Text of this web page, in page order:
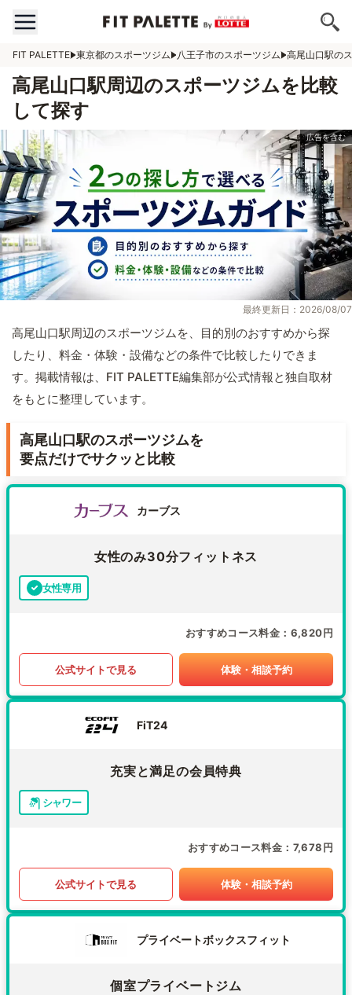
FIT PALETTE 東京都のスポーツジム 八王子市のスポーツジム 高尾山口駅の
高尾山口駅周辺のスポーツジムを比較
して探す
最終更新日：2026/08/07
高尾山口駅周辺のスポーツジムを、目的別のおすすめから探
したり、料金・体験・設備などの条件で比較したりできま
す。掲載情報は、FIT PALETTE編集部が公式情報と独自取材
をもとに整理しています。
高尾山口駅のスポーツジムを
要点だけでサクッと比較
カーブス
女性のみ30分フィットネス
女性専用
おすすめコース料金 6,820円
公式サイトで見る 体験・相談予約
FiT24
充実と満足の会員特典
シャワー
おすすめコース料金 7,678円
公式サイトで見る 体験・相談予約
プライベートボックスフィット
個室プライベートジム